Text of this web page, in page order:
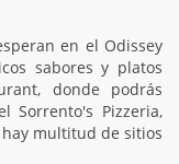
en el Odissey
sabores y platos
donde podrás
Sorrento's Pizzeria,
multitud de sitios